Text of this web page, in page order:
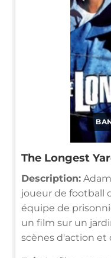
The Longest
Description:
joueur de football
équipe de
un film sur un
scènes d'action